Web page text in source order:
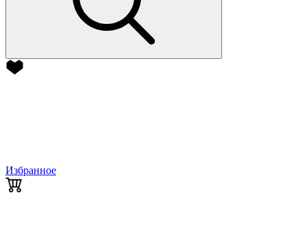
Избранное